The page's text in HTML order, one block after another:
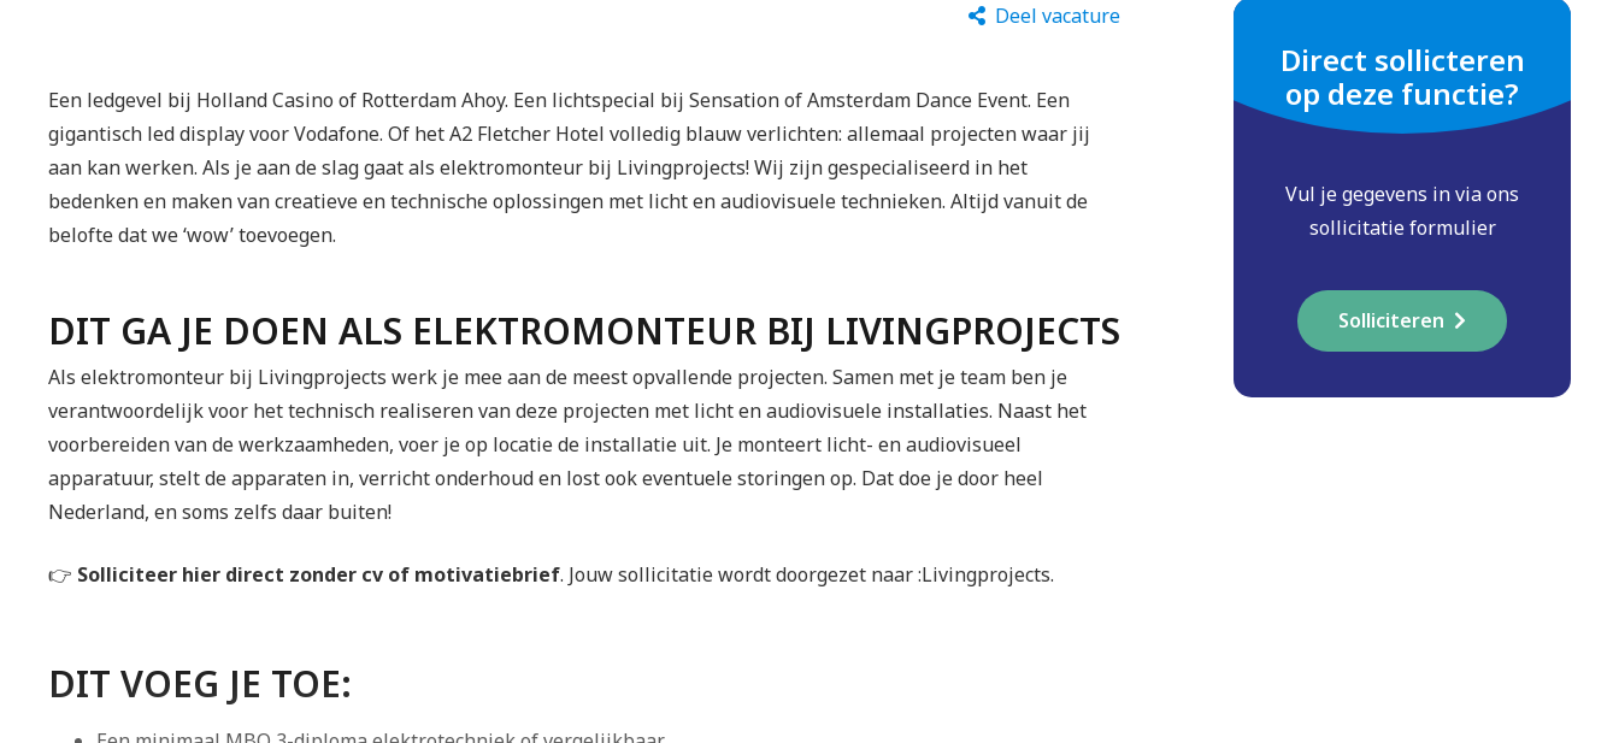
Deel vacature
Een ledgevel bij Holland Casino of Rotterdam Ahoy. Een lichtspecial bij Sensation of Amsterdam Dance Event. Een
gigantisch led display voor Vodafone. Of het A2 Fletcher Hotel volledig blauw verlichten: allemaal projecten waar jij
aan kan werken. Als je aan de slag gaat als elektromonteur bij Livingprojects! Wij zijn gespecialiseerd in het
bedenken en maken van creatieve en technische oplossingen met licht en audiovisuele technieken. Altijd vanuit de
belofte dat we ‘wow’ toevoegen.
DIT GA JE DOEN ALS ELEKTROMONTEUR BIJ LIVINGPROJECTS
Als elektromonteur bij Livingprojects werk je mee aan de meest opvallende projecten. Samen met je team ben je
verantwoordelijk voor het technisch realiseren van deze projecten met licht en audiovisuele installaties. Naast het
voorbereiden van de werkzaamheden, voer je op locatie de installatie uit. Je monteert licht- en audiovisueel
apparatuur, stelt de apparaten in, verricht onderhoud en lost ook eventuele storingen op. Dat doe je door heel
Nederland, en soms zelfs daar buiten!
👉 Solliciteer hier direct zonder cv of motivatiebrief. Jouw sollicitatie wordt doorgezet naar :Livingprojects.
DIT VOEG JE TOE:
Direct sollicteren
op deze functie?
Vul je gegevens in via ons
sollicitatie formulier
Solliciteren